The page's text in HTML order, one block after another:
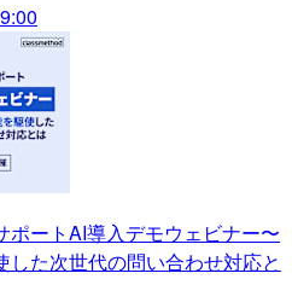
ポートAI導入デモウェビナー〜
た次世代の問い合わせ対応と